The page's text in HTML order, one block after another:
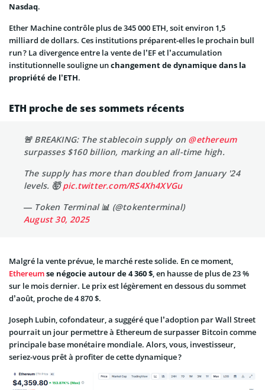
Nasdaq.
Ether Machine contrôle plus de 345 000 ETH, soit environ 1,5
milliard de dollars. Ces institutions préparent-elles le prochain bull
run ? La divergence entre la vente de l’EF et l’accumulation
institutionnelle souligne unchangement de dynamique dans la
propriété de l’ETH.
ETH proche de ses sommets récents
🚨 BREAKING: The stablecoin supply on @ethereum
surpasses $160 billion, marking an all-time high.
The supply has more than doubled from January '24
levels. 🤯pic.twitter.com/RS4Xh4XVGu
— Token Terminal 📊 (@tokenterminal)
August 30, 2025
Malgré la vente prévue, le marché reste solide. En ce moment,
Ethereumse négocie autour de 4 360 $, en hausse de plus de 23 %
sur le mois dernier. Le prix est légèrement en dessous du sommet
d’août, proche de 4 870 $.
Joseph Lubin, cofondateur, a suggéré que l’adoption par Wall Street
pourrait un jour permettre à Ethereum de surpasser Bitcoin comme
principale base monétaire mondiale. Alors, vous, investisseur,
seriez-vous prêt à profiter de cette dynamique ?